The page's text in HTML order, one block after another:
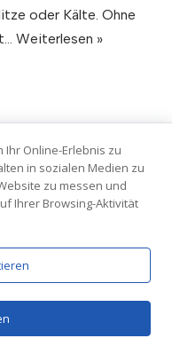
oder Kälte. Ohne
Weiterlesen »
WordPress
Ihr Online-Erlebnis zu
in sozialen Medien zu
zu messen und
Ihrer Browsing-Aktivität